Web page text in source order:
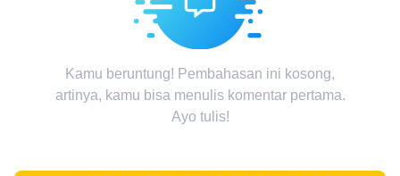
Kamu beruntung! Pembahasan ini kosong,
artinya, kamu bisa menulis komentar pertama.
Ayo tulis!